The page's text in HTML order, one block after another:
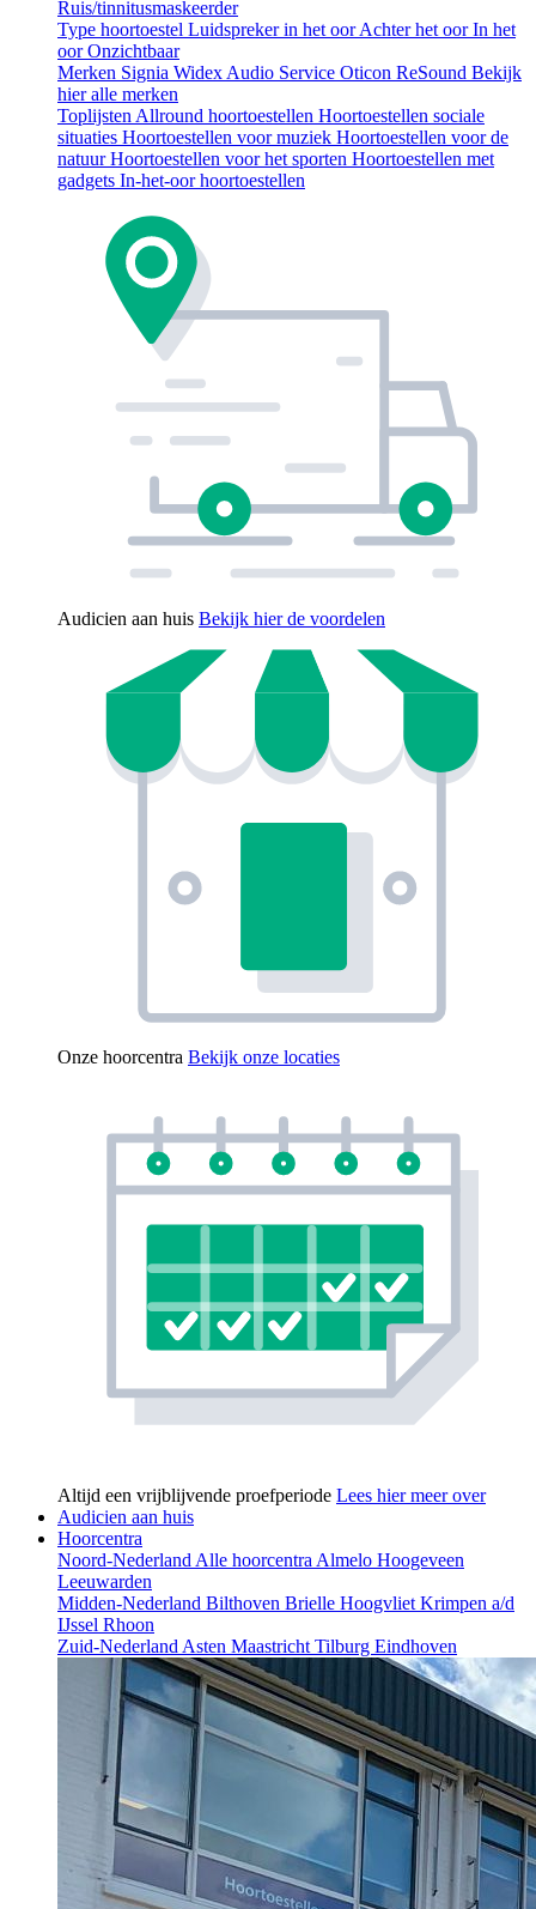
Ruis/tinnitusmaskeerder
Type hoortoestel Luidspreker in het oorAchter het oorIn het
oorOnzichtbaar
Merken Signia Widex Audio Service Oticon ReSound Bekijk
hier alle merken
Toplijsten Allround hoortoestellen Hoortoestellen sociale
situaties Hoortoestellen voor muziek Hoortoestellen voor de
natuurHoortoestellen voor het sporten Hoortoestellen met
gadgets In-het-oor hoortoestellen
Audicien aan huis Bekijk hier de voordelen
Onze hoorcentra Bekijk onze locaties
Altijd een vrijblijvende proefperiode Lees hier meer over
Audicien aan huis
Hoorcentra
Noord-Nederland Alle hoorcentra Almelo Hoogeveen
Leeuwarden
Midden-Nederland Bilthoven Brielle Hoogvliet Krimpen a/d
IJssel Rhoon
Zuid-Nederland Asten Maastricht Tilburg Eindhoven